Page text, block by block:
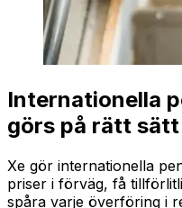
Internationella
görs på rätt sätt
Xe gör internationella
priser i förväg, få
spåra varje överföring i